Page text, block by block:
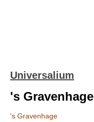
Universalium
's Gravenhage
's Gravenhage